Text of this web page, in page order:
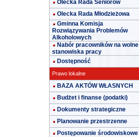
Olecka Rada Seniorów
Olecka Rada Młodzieżowa
Gminna Komisja
Rozwiązywania Problemów
Alkoholowych
Nabór pracowników na wolne
stanowiska pracy
Dostępność
Prawo lokalne
BAZA AKTÓW WŁASNYCH
Budżet i finanse (podatki)
Dokumenty strategiczne
Planowanie przestrzenne
Postępowanie środowiskowe